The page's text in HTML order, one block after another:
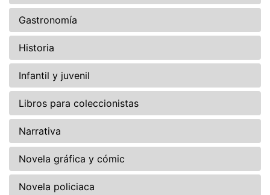
Gastronomía
Historia
Infantil y juvenil
Libros para coleccionistas
Narrativa
Novela gráfica y cómic
Novela policiaca